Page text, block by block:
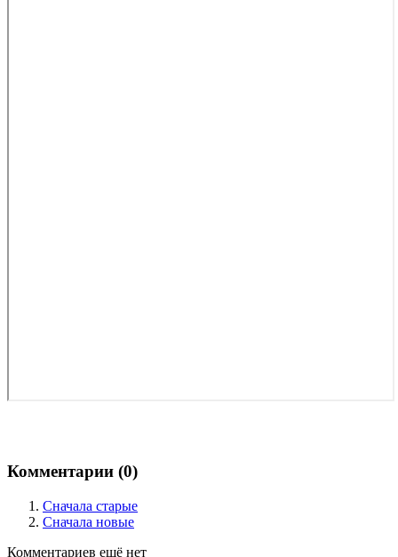
Комментарии (0)
Сначала старые
Сначала новые
Комментариев ещё нет